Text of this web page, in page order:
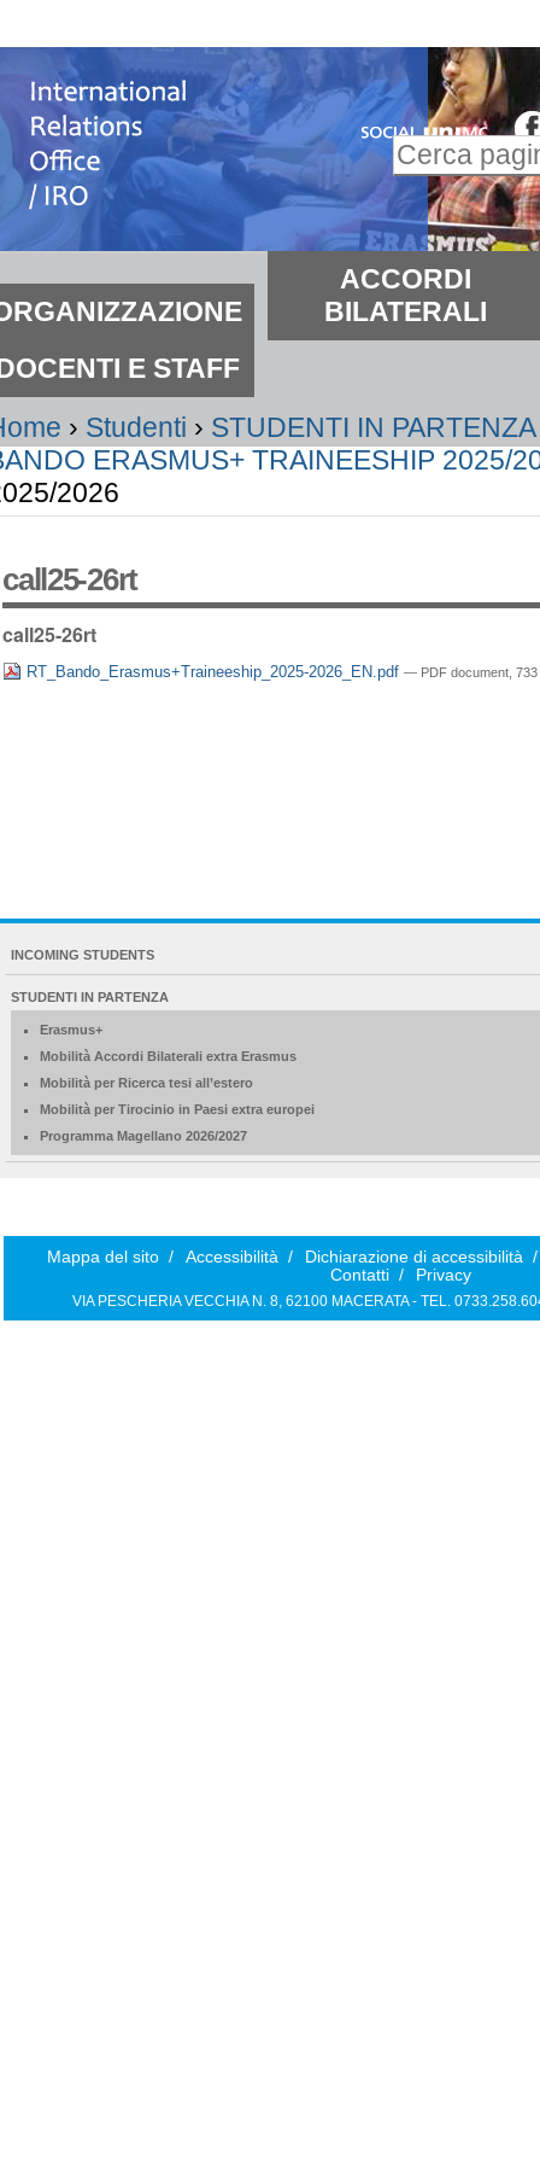
Inserire il
Ricerca
avanzata…
ACCORDI
BILATERALI
E STAFF
› Studenti › STUDENTI IN PARTENZA
ERASMUS+ TRAINEESHIP 2025/
2026
call25-26rt
call25-26rt
RT_Bando_Erasmus+Traineeship_2025-2026_EN.pdf— PDF document,
EXTENDED
INCOMING STUDENTS
STUDENTI IN PARTENZA
Erasmus+
Mobilità Accordi Bilaterali extra Erasmus
Mobilità per Ricerca tesi all’estero
Mobilità per Tirocinio in Paesi extra europei
Programma Magellano 2026/2027
Mappa del sito / Accessibilità / Dichiarazione di accessibilità /
Contatti / Privacy
VIA PESCHERIA VECCHIA N. 8, 62100 MACERATA - TEL.